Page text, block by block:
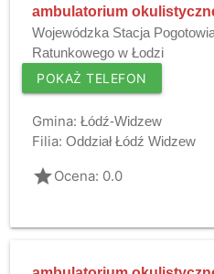
ambulatorium
Wojewódzka Stacja
Ratunkowego w Łodzi
POKAŻ TELEFON
Gmina: Łódź-Widzew
Filia: Oddział Łódź Widzew
gradeOcena: 0.0